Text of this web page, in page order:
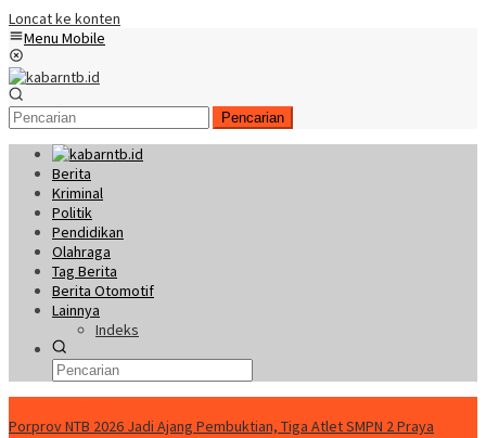
Loncat ke konten
Menu Mobile
Pencarian
Berita
Kriminal
Politik
Pendidikan
Olahraga
Tag Berita
Berita Otomotif
Lainnya
Indeks
Porprov NTB 2026 Jadi Ajang Pembuktian, Tiga Atlet SMPN 2 Praya